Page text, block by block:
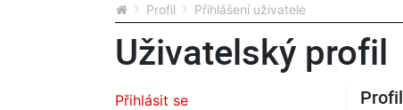
Profil Přihlášení uživatele
Uživatelský profil
Přihlásit se
Profil